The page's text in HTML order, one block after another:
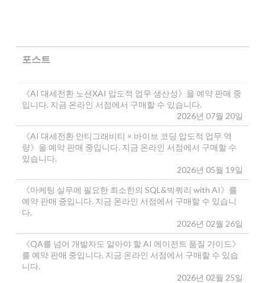
포스트
《AI 대세전환 노션XAI 압도적 업무 생산성》을 예약 판매 중
입니다. 지금 온라인 서점에서 구매할 수 있습니다.
2026년 07월 20일
《AI 대세전환 안티그래비티 × 바이브 코딩 압도적 업무 역
량》을 예약 판매 중입니다. 지금 온라인 서점에서 구매할 수
있습니다.
2026년 05월 19일
《마케팅 실무에 필요한 최소한의 SQL&빅쿼리 with AI》를
예약 판매 중입니다. 지금 온라인 서점에서 구매할 수 있습니
다.
2026년 02월 26일
《QA를 넘어 개발자도 알아야 할 AI 에이전트 품질 가이드》
를 예약 판매 중입니다. 지금 온라인 서점에서 구매할 수 있습
니다.
2026년 02월 25일